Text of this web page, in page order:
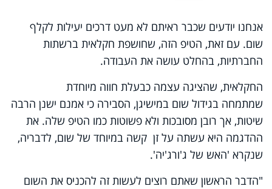
אנחנו יודעים שכבר ראיתם לא מעט דרכים יעילות לקלף
שום. עם זאת, הטיפ הזה, שחושפת חקלאית ברשתות
החברתיות, בהחלט עושה את העבודה.
החקלאית, שהציגה עצמה כבעלת חווה מיוחדת
שמתמחה בגידול שום במישיגן, הסבירה כי אמנם ישנן הרבה
שיטות, אך רובן מסובכות ולא פשוטות כמו הטיפ שלה. את
ההדגמה היא עשתה על זן קשה במיוחד של שום, לדבריה,
שנקרא 'האש של ג'ורג'יה'.
"הדבר הראשון שאתם רוצים לעשות זה להכניס את השום